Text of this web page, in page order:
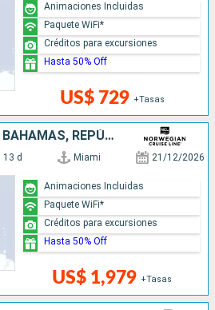
US$ 729 +Tasas
Animaciones Incluidas
Paquete WiFi*
Créditos para excursiones
Hasta 50% Off
ESTADOS UNIDOS, BAHAMAS, REPÚBLICA DOMINICANA, ARUBA, COLOMBIA, PANAMÁ, COSTA RICA
13 d Miami 21/12/2026
US$ 1,979 +Tasas
Animaciones Incluidas
Paquete WiFi*
Créditos para excursiones
Hasta 50% Off